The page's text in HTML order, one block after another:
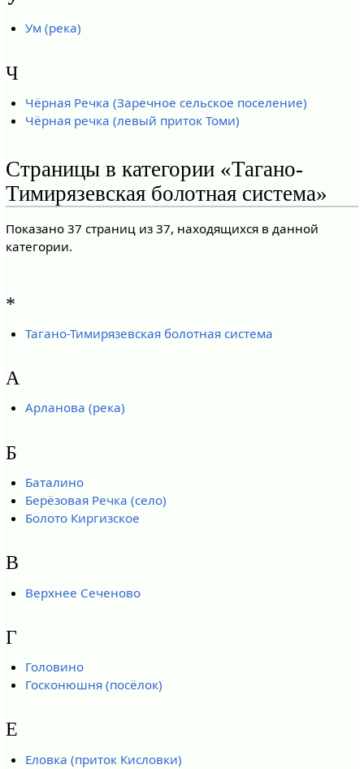
Ум (река)
Ч
Чёрная Речка (Заречное сельское поселение)
Чёрная речка (левый приток Томи)
Страницы в категории «Тагано-
Тимирязевская болотная система»
Показано 37 страниц из 37, находящихся в данной
категории.
*
Тагано-Тимирязевская болотная система
А
Арланова (река)
Б
Баталино
Берёзовая Речка (село)
Болото Киргизское
В
Верхнее Сеченово
Г
Головино
Госконюшня (посёлок)
Е
Еловка (приток Кисловки)